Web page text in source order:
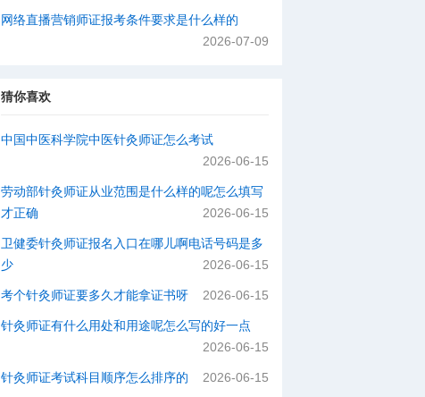
网络直播营销师证报考条件要求是什么样的
2026-07-09
猜你喜欢
中国中医科学院中医针灸师证怎么考试
2026-06-15
劳动部针灸师证从业范围是什么样的呢怎么填写
才正确
2026-06-15
卫健委针灸师证报名入口在哪儿啊电话号码是多
少
2026-06-15
考个针灸师证要多久才能拿证书呀 2026-06-15
针灸师证有什么用处和用途呢怎么写的好一点
2026-06-15
针灸师证考试科目顺序怎么排序的 2026-06-15